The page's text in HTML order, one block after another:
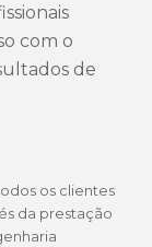
com o
de
os clientes
da prestação